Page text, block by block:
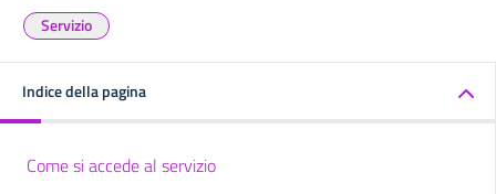
Servizio
Indice della pagina
Come si accede al servizio